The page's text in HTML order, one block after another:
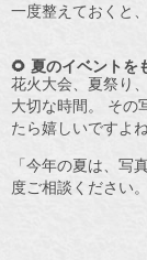
一度整えておくと
🌻 夏のイベントを
花火大会、夏祭り
大切な時間。 その
たら嬉しいですよね
「今年の夏は、写
度ご相談ください。